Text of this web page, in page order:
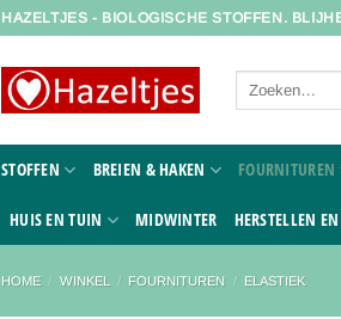
HAZELTJES - BIOLOGISCHE STOFFEN.
Zoeken
STOFFEN BREIEN & HAKEN FOURNITUREN
HUIS EN TUIN MIDWINTER HERSTELLEN
HOME / WINKEL / FOURNITUREN / ELASTIEK